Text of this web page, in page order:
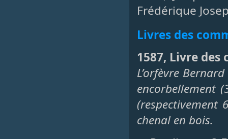
Frédérique
Livres des
1587, Livre des
L’orfèvre
encorbellement
chenal en bois.